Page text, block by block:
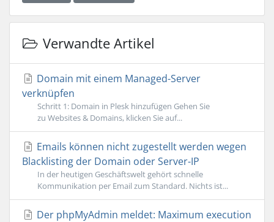
Verwandte Artikel
Domain mit einem Managed-Server
verknüpfen
Schritt 1: Domain in Plesk hinzufügen Gehen Sie
zu Websites & Domains, klicken Sie auf...
Emails können nicht zugestellt werden wegen
Blacklisting der Domain oder Server-IP
In der heutigen Geschäftswelt gehört schnelle
Kommunikation per Email zum Standard. Nichts ist...
Der phpMyAdmin meldet: Maximum execution